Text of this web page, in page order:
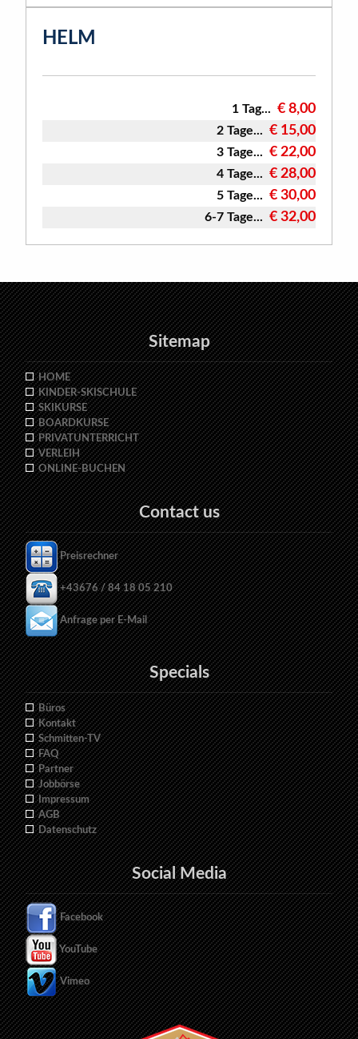
HELM
1 Tag... € 8,00
2 Tage... € 15,00
3 Tage... € 22,00
4 Tage... € 28,00
5 Tage... € 30,00
6-7 Tage... € 32,00
Sitemap
HOME
KINDER-SKISCHULE
SKIKURSE
BOARDKURSE
PRIVATUNTERRICHT
VERLEIH
ONLINE-BUCHEN
Contact us
Preisrechner
+43676 / 84 18 05 210
Anfrage per E-Mail
Specials
Büros
Kontakt
Schmitten-TV
FAQ
Partner
Jobbörse
Impressum
AGB
Datenschutz
Social Media
Facebook
YouTube
Vimeo